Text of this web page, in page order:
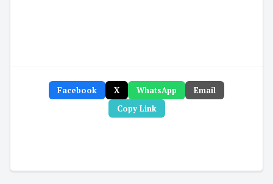
Facebook X WhatsApp
Email
Copy Link